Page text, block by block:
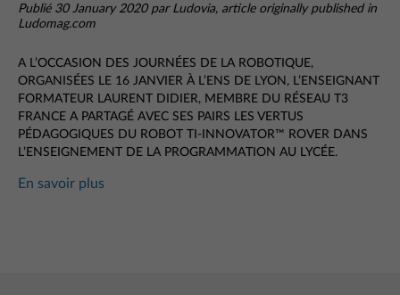
Publié 30 January 2020 par Ludovia, article originally published in
Ludomag.com
A L’OCCASION DES JOURNÉES DE LA ROBOTIQUE,
ORGANISÉES LE 16 JANVIER À L’ENS DE LYON, L’ENSEIGNANT
FORMATEUR LAURENT DIDIER, MEMBRE DU RÉSEAU T3
FRANCE A PARTAGÉ AVEC SES PAIRS LES VERTUS
PÉDAGOGIQUES DU ROBOT TI-INNOVATOR™ ROVER DANS
L’ENSEIGNEMENT DE LA PROGRAMMATION AU LYCÉE.
En savoir plus